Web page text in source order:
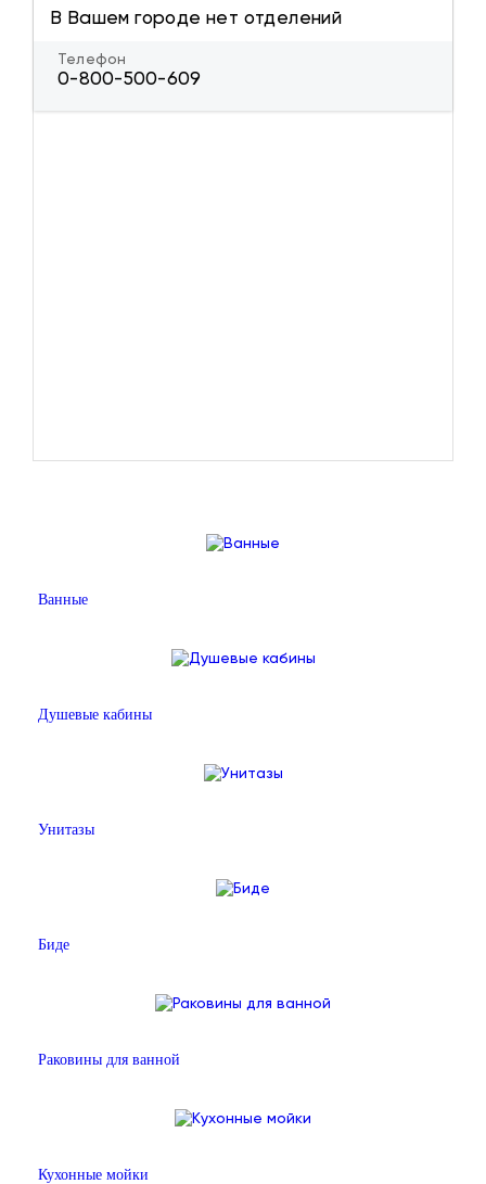
В Вашем городе нет отделений
Телефон
0-800-500-609
Ванные
Душевые кабины
Унитазы
Биде
Раковины для ванной
Кухонные мойки